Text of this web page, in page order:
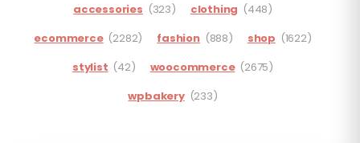
accessories (323) clothing (448)
ecommerce (2282) fashion (888) shop (1622)
stylist (42) woocommerce (2675)
wpbakery (233)